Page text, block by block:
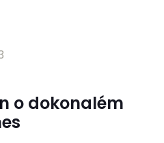
o dokonalém